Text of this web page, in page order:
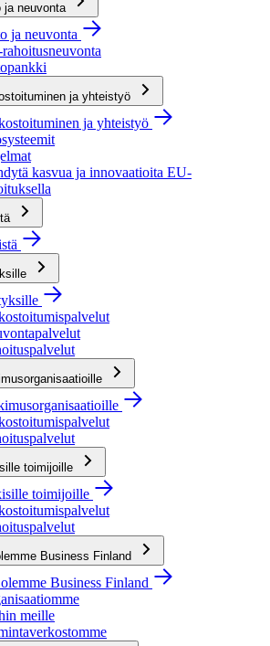
ja neuvonta
ja neuvonta
ja yhteistyö
ja yhteistyö
kasvua ja innovaatioita EU-
toimijoille
toimijoille
Business Finland
Business Finland
meille